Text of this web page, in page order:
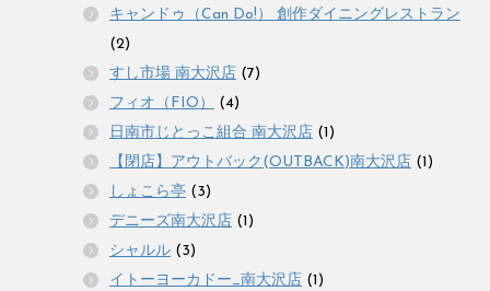
キャンドゥ（Can Do!） 創作ダイニングレストラン
(2)
すし市場 南大沢店 (7)
フィオ（FIO）
(4)
日南市じとっこ組合 南大沢店 (1)
【閉店】アウトバック(OUTBACK)南大沢店 (1)
しょこら亭 (3)
デニーズ南大沢店 (1)
シャルル (3)
イトーヨーカドー_南大沢店 (1)